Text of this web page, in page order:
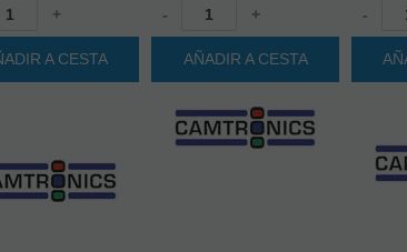
+
A CESTA
- +
AÑADIR A CESTA
-